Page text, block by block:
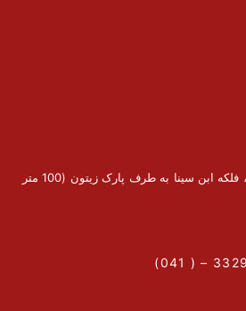
تبریز، ولیعصر، خیابان تختی، فلکه ابن سینا به طرف پارک زیتون (100 متر